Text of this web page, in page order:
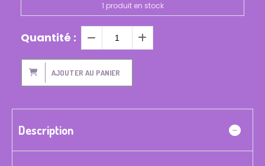
1 produit en stock
Quantité :
AJOUTER AU PANIER
Description